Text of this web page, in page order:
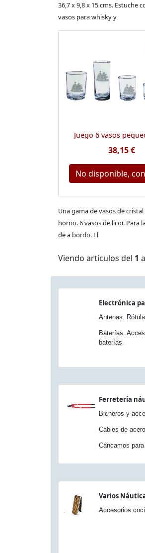
36,7 x 9,8 x 15 cms. Estuche
vasos para whisky y
Juego 6 vasos
38,15 €
No disponible,
Una gama de vasos de
horno. 6 vasos de licor. Para
de a bordo. El
Viendo artículos del 1
Electrónica
Antenas.
Baterías.
baterías.
Ferretería
Bicheros y
Cables de
Cáncamos
Varios
Accesorios